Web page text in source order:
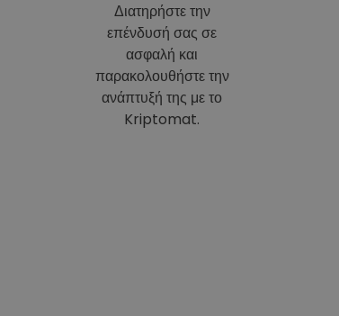
Διατηρήστε την
επένδυσή σας σε
ασφαλή και
παρακολουθήστε την
ανάπτυξή της με το
Kriptomat.